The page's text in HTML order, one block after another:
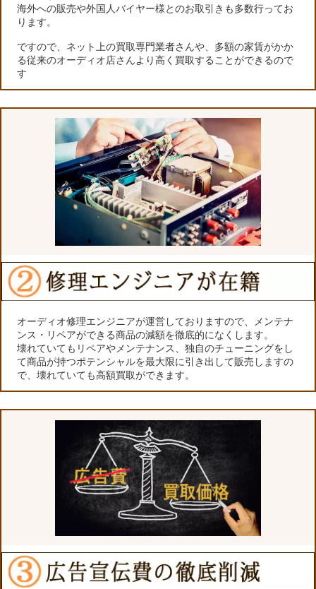
海外への販売や外国人バイヤー様とのお取引きも多数行ってお
ります。
ですので、ネット上の買取専門業者さんや、多額の家賃がかか
る従来のオーディオ店さんより高く買取することができるので
す
オーディオ修理エンジニアが運営しておりますので、メンテナ
ンス・リペアができる商品の減額を徹底的になくします。
壊れていてもリペアやメンテナンス、独自のチューニングをし
て商品が持つポテンシャルを最大限に引き出して販売しますの
で、壊れていても高額買取ができます。